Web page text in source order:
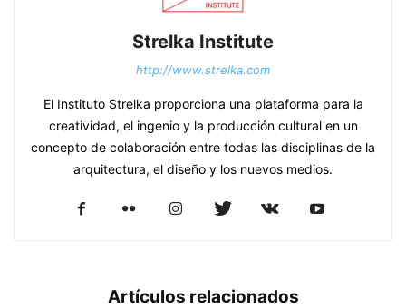
Strelka Institute
http://www.strelka.com
El Instituto Strelka proporciona una plataforma para la
creatividad, el ingenio y la producción cultural en un
concepto de colaboración entre todas las disciplinas de la
arquitectura, el diseño y los nuevos medios.
Artículos relacionados